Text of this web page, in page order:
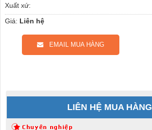
Xuất xứ:
Giá: Liên hệ
EMAIL MUA HÀNG
LIÊN HỆ MUA HÀNG